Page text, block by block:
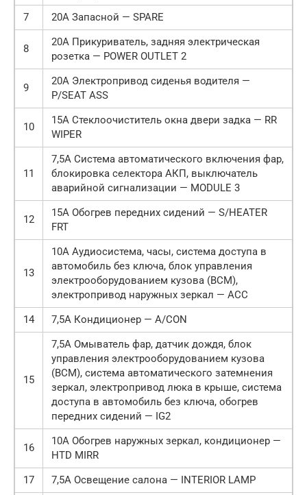
7
20А Запасной — SPARE
8
20А Прикуриватель, задняя электрическая
розетка — POWER OUTLET 2
9
20А Электропривод сиденья водителя —
P/SEAT ASS
10
15А Стеклоочиститель окна двери задка — RR
WIPER
11
7,5А Система автоматического включения фар,
блокировка селектора АКП, выключатель
аварийной сигнализации — MODULE 3
12
15А Обогрев передних сидений — S/HEATER
FRT
13
10А Аудиосистема, часы, система доступа в
автомобиль без ключа, блок управления
электрооборудованием кузова (ВСМ),
электропривод наружных зеркал — ACC
14
7,5А Кондиционер — A/CON
15
7,5А Омыватель фар, датчик дождя, блок
управления электрооборудованием кузова
(ВСМ), система автоматического затемнения
зеркал, электропривод люка в крыше, система
доступа в автомобиль без ключа, обогрев
передних сидений — IG2
16
10А Обогрев наружных зеркал, кондиционер —
HTD MIRR
17
7,5А Освещение салона — INTERIOR LAMP